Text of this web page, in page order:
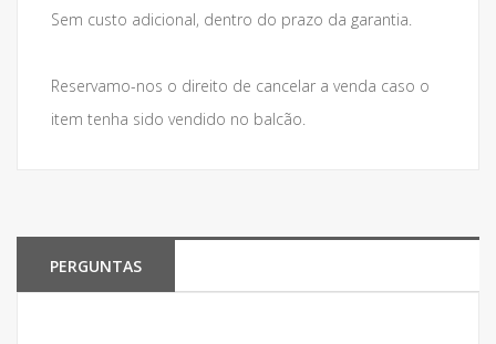
Sem custo adicional, dentro do prazo da garantia.
Reservamo-nos o direito de cancelar a venda caso o
item tenha sido vendido no balcão.
PERGUNTAS